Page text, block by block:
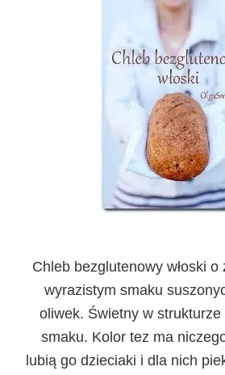
Chleb bezglutenowy włoski o
wyrazistym smaku
oliwek. Świetny w
smaku. Kolor tez ma
lubią go dzieciaki i dla nich